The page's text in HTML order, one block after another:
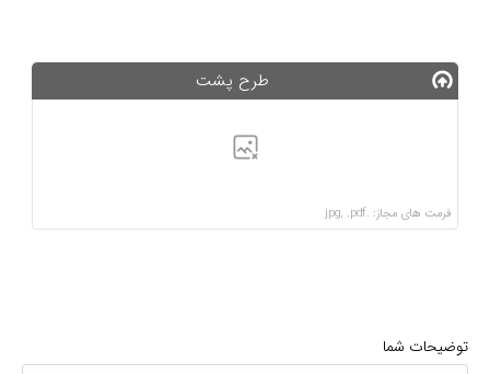
طرح پشت
فرمت های مجاز: .jpg, .pdf
توضیحات شما